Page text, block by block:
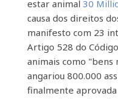
estar animal 30
causa dos direitos
manifesto com 23
Artigo 528 do
animais como "bens
angariou 800.000
finalmente